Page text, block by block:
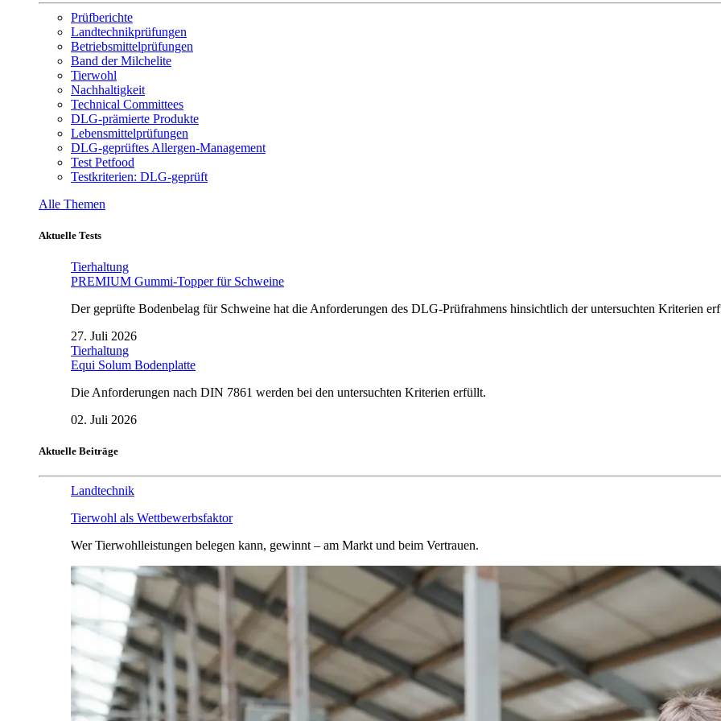
Prüfberichte
Landtechnikprüfungen
Betriebsmittelprüfungen
Band der Milchelite
Tierwohl
Nachhaltigkeit
Technical Committees
DLG-prämierte Produkte
Lebensmittelprüfungen
DLG-geprüftes Allergen-Management
Test Petfood
Testkriterien: DLG-geprüft
Alle Themen
Aktuelle Tests
Tierhaltung
PREMIUM Gummi-Topper für Schweine
Der geprüfte Bodenbelag für Schweine hat die Anforderungen des DLG-Prüfrahmens hinsichtlich der untersuchten Kriterien
27. Juli 2026
Tierhaltung
Equi Solum Bodenplatte
Die Anforderungen nach DIN 7861 werden bei den untersuchten Kriterien erfüllt.
02. Juli 2026
Aktuelle Beiträge
Landtechnik
Tierwohl als Wettbewerbsfaktor
Wer Tierwohlleistungen belegen kann, gewinnt – am Markt und beim Vertrauen.